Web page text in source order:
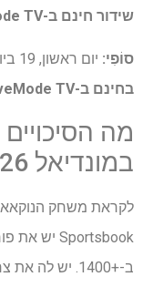
שידור חינם ב-SICTV
סוֹפִי: יום ראשון, 19 ביולי בשעה 21:00 CST / 15:00 ET
בחינם ב-RTPTV
מה
במונדיאל 2026?